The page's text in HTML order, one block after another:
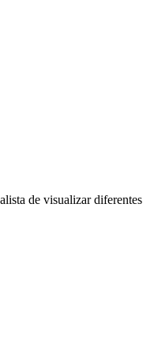
de visualizar diferentes